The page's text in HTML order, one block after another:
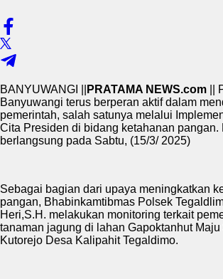
BANYUWANGI || PRATAMA NEWS.com ||
Banyuwangi terus berperan aktif dalam
pemerintah, salah satunya melalui
Cita Presiden di bidang ketahanan pangan.
berlangsung pada Sabtu, (15/3/ 2025)
Sebagai bagian dari upaya meningkatkan
pangan, Bhabinkamtibmas Polsek
Heri,S.H. melakukan monitoring terkait
tanaman jagung di lahan Gapoktanhut
Kutorejo Desa Kalipahit Tegaldimo.